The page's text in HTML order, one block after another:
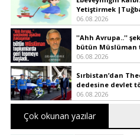
Yetiştirmek
06.08.2026
''Ahh Avrupa..''
bütün Müslüman
06.08.2026
Sırbistan’dan
dedesine devlet
06.08.2026
Çok okunan yazılar